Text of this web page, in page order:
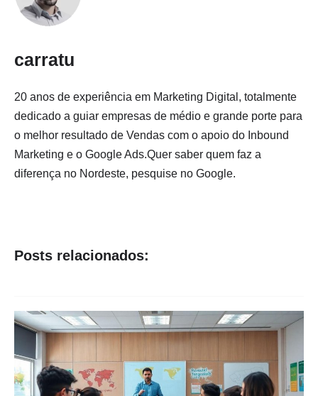
carratu
20 anos de experiência em Marketing Digital, totalmente
dedicado a guiar empresas de médio e grande porte para
o melhor resultado de Vendas com o apoio do Inbound
Marketing e o Google Ads.Quer saber quem faz a
diferença no Nordeste, pesquise no Google.
Posts relacionados: